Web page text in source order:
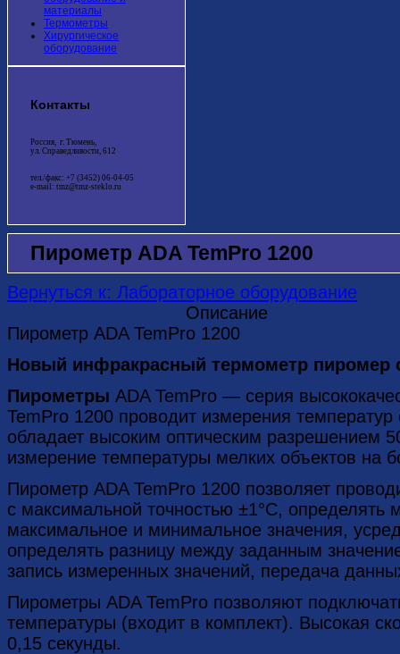
материалы
Термометры
Хирургическое
оборудование
Контакты
Россия, г. Тюмень,
ул. Справедливости, 612
тел./факс: +7 (3452) 06-04-05
e-mail: tmz@tmz-steklo.ru
Пирометр ADA TemPro 1200
Вернуться к: Лабораторное оборудование
Описание
Пирометр ADA TemPro 1200
Новый инфракрасный термометр пиромер
Пирометры ADA TemPro — серия
TemPro 1200 проводит измерения
обладает высоким оптическим разрешением
измерение температуры мелких объектов на
Пирометр ADA TemPro 1200 позволяет
с максимальной точностью ±1°С, определять
максимальное и минимальное значения,
определять разницу между заданным
запись измеренных значений, передача
Пирометры ADA TemPro позволяют
температуры (входит в комплект). Высокая
0,15 секунды.